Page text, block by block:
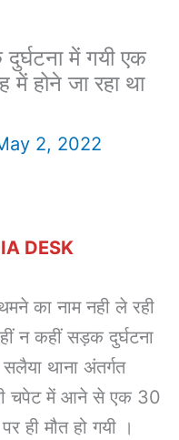
में गयी एक
में होने जा रहा था
2, 2022
DESK
का नाम नही ले रही
न कहीं सड़क दुर्घटना
थाना अंतर्गत
चपेट में आने से एक 30
ही मौत हो गयी ।